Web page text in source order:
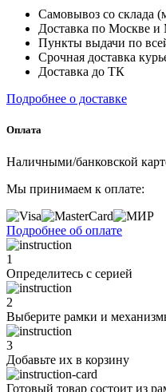
Самовывоз со склада
Доставка по Москве
Пункты выдачи по
Срочная доставка
Доставка до ТК
Подробнее о доставке
Оплата
Наличными/банковской
Мы принимаем к оплате:
Подробнее об оплате
1
Определитесь с серией
2
Выберите рамки и
3
Добавьте их в корзину
Готовый товар состоит из